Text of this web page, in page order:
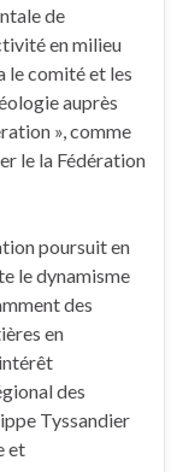
de
en milieu
le comité et les
auprès
», comme
le la Fédération
poursuit en
le dynamisme
des
en
des
Tyssandier
et